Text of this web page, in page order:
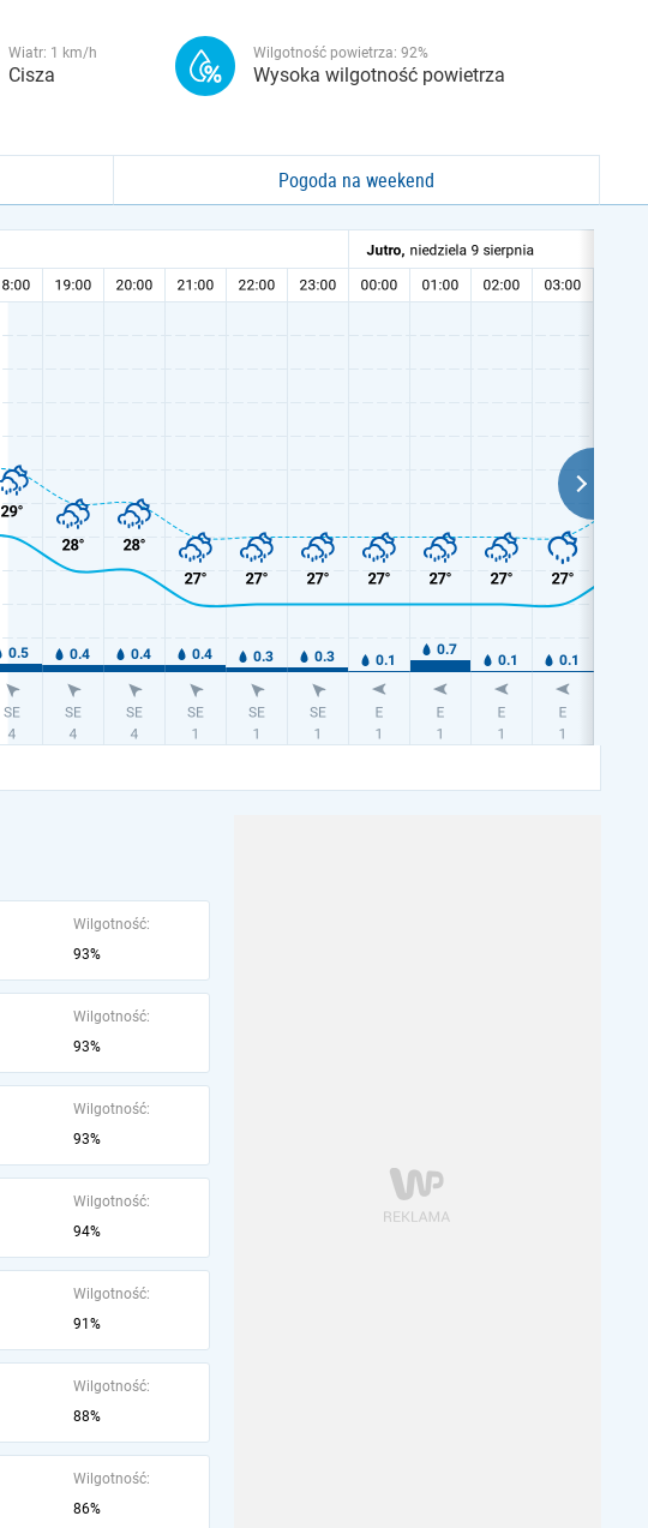
Wiatr: 1 km/h
Cisza
Wilgotność powietrza: 92%
Wysoka wilgotność powietrza
Pogoda na weekend
Wilgotność:
93%
Wilgotność:
93%
Wilgotność:
93%
Wilgotność:
94%
Wilgotność:
91%
Wilgotność:
88%
Wilgotność:
86%